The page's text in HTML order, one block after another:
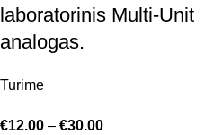
laboratorinis Multi-Unit
analogas.
Turime
€12.00 – €30.00